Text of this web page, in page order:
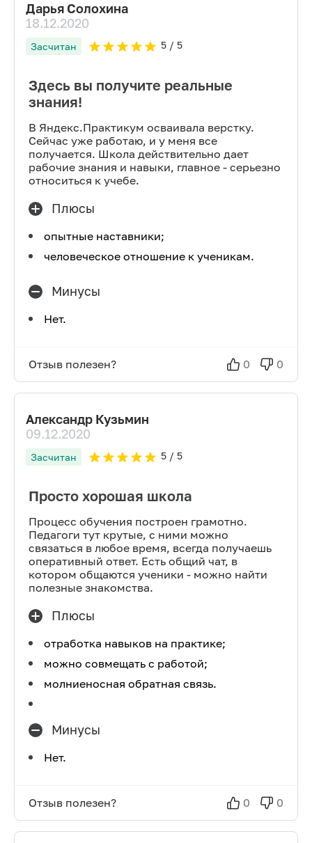
Дарья Солохина
18.12.2020
Засчитан 5/ 5
Здесь вы получите реальные
знания!
В Яндекс.Практикум осваивала верстку.
Сейчас уже работаю, и у меня все
получается. Школа действительно дает
рабочие знания и навыки, главное - серьезно
относиться к учебе.
Плюсы
опытные наставники;
человеческое отношение к ученикам.
Минусы
Нет.
Отзыв полезен? 0 0
Александр Кузьмин
09.12.2020
Засчитан 5/ 5
Просто хорошая школа
Процесс обучения построен грамотно.
Педагоги тут крутые, с ними можно
связаться в любое время, всегда получаешь
оперативный ответ. Есть общий чат, в
котором общаются ученики - можно найти
полезные знакомства.
Плюсы
отработка навыков на практике;
можно совмещать с работой;
молниеносная обратная связь.
Минусы
Нет.
Отзыв полезен? 0 0